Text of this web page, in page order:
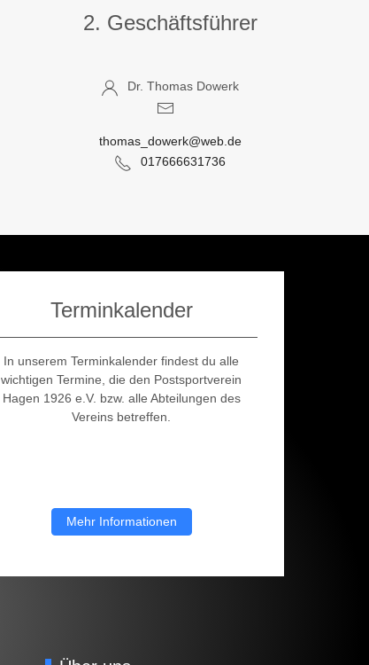
2. Geschäftsführer
Dr. Thomas Dowerk
thomas_dowerk@web.de
017666631736
Terminkalender
In unserem Terminkalender findest du alle
wichtigen Termine, die den Postsportverein
Hagen 1926 e.V. bzw. alle Abteilungen des
Vereins betreffen.
Mehr Informationen